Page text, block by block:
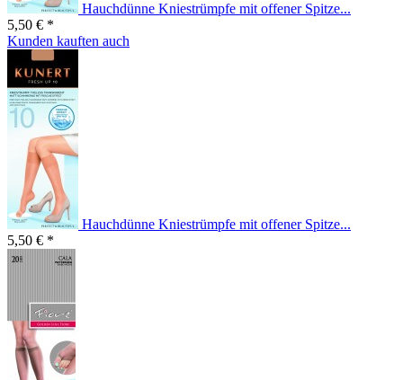
Hauchdünne Kniestrümpfe mit offener Spitze...
5,50 € *
Kunden kauften auch
Hauchdünne Kniestrümpfe mit offener Spitze...
5,50 € *